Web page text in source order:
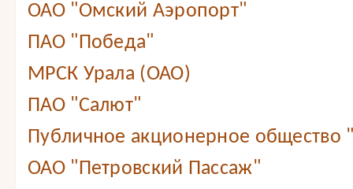
ОАО "Омский Аэропорт"
ПАО "Победа"
МРСК Урала (ОАО)
ПАО "Салют"
Публичное акционерное общество
ОАО "Петровский Пассаж"